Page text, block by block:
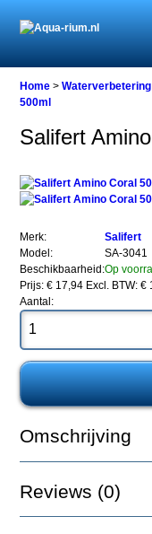
Home
Waterverbetering
Salifert
Amino
Salifert
500ml
skelet
van
koralen
Home >Waterverbetering
500ml
Salifert
Merk:
Salifert
Model:
SA-3041
Beschikbaarheid:Op
Prijs: € 17,94 Excl. BTW: €
Aantal:
Omschrijving
Reviews (0)